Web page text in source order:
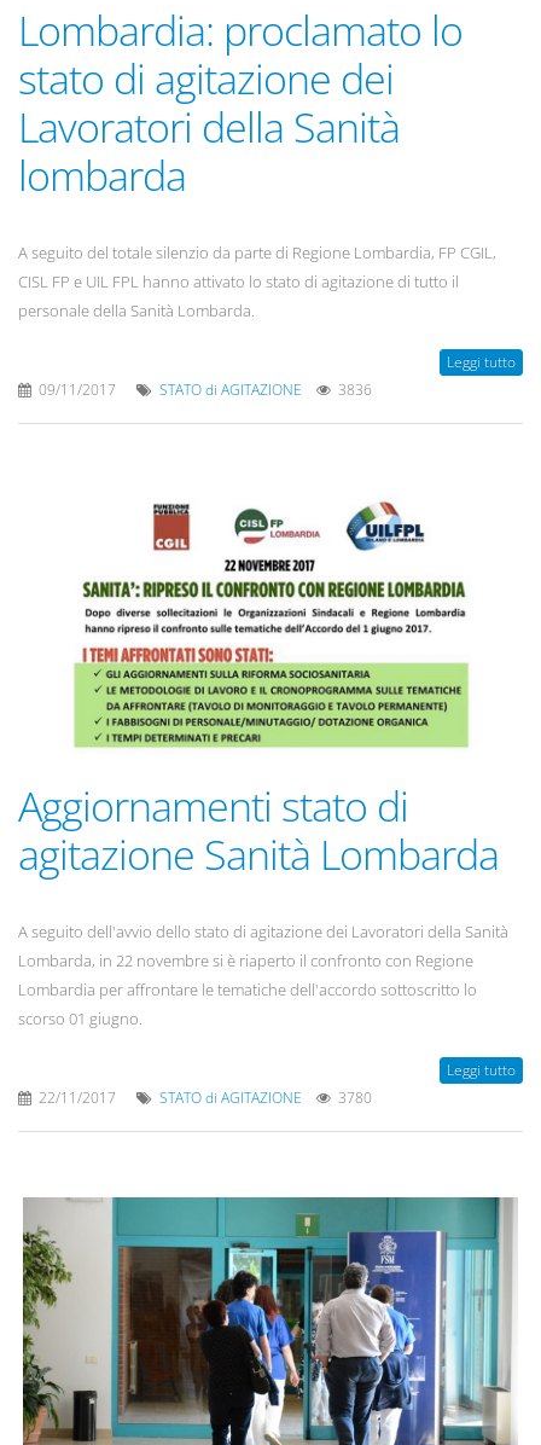
Lombardia: proclamato lo
stato di agitazione dei
Lavoratori della Sanità
lombarda
A seguito del totale silenzio da parte di Regione Lombardia, FP CGIL,
CISL FP e UIL FPL hanno attivato lo stato di agitazione di tutto il
personale della Sanità Lombarda.
Leggi tutto
09/11/2017 STATO di AGITAZIONE 3836
Aggiornamenti stato di
agitazione Sanità Lombarda
A seguito dell'avvio dello stato di agitazione dei Lavoratori della Sanità
Lombarda, in 22 novembre si è riaperto il confronto con Regione
Lombardia per affrontare le tematiche dell'accordo sottoscritto lo
scorso 01 giugno.
Leggi tutto
22/11/2017 STATO di AGITAZIONE 3780